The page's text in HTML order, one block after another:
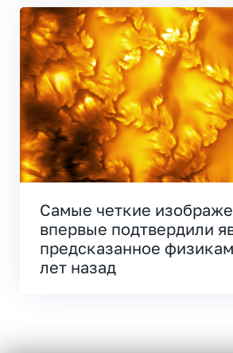
Самые четкие
впервые подтвердили
предсказанное
лет назад